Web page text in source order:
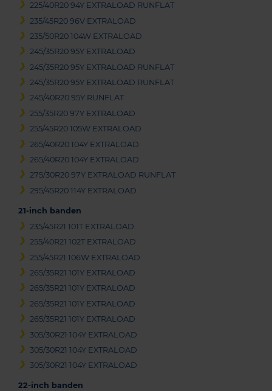
225/40R20 94Y EXTRALOAD RUNFLAT
235/45R20 96V EXTRALOAD
235/50R20 104W EXTRALOAD
245/35R20 95Y EXTRALOAD
245/35R20 95Y EXTRALOAD RUNFLAT
245/35R20 95Y EXTRALOAD RUNFLAT
245/40R20 95Y RUNFLAT
255/35R20 97Y EXTRALOAD
255/45R20 105W EXTRALOAD
265/40R20 104Y EXTRALOAD
265/40R20 104Y EXTRALOAD
275/30R20 97Y EXTRALOAD RUNFLAT
295/45R20 114Y EXTRALOAD
21-inch banden
235/45R21 101T EXTRALOAD
255/40R21 102T EXTRALOAD
255/45R21 106W EXTRALOAD
265/35R21 101Y EXTRALOAD
265/35R21 101Y EXTRALOAD
265/35R21 101Y EXTRALOAD
265/35R21 101Y EXTRALOAD
305/30R21 104Y EXTRALOAD
305/30R21 104Y EXTRALOAD
305/30R21 104Y EXTRALOAD
22-inch banden